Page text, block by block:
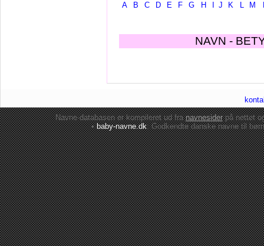
A B C D E F G H J K L M
NAVN -
Navne-databasen er kompileret ud franavnesiderpå nettet
•baby-navne.dk: Godkendte danskenavne til børn